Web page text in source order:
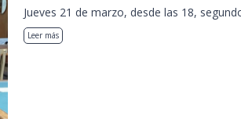
Jueves 21 de marzo, desde las 18,
Leer más